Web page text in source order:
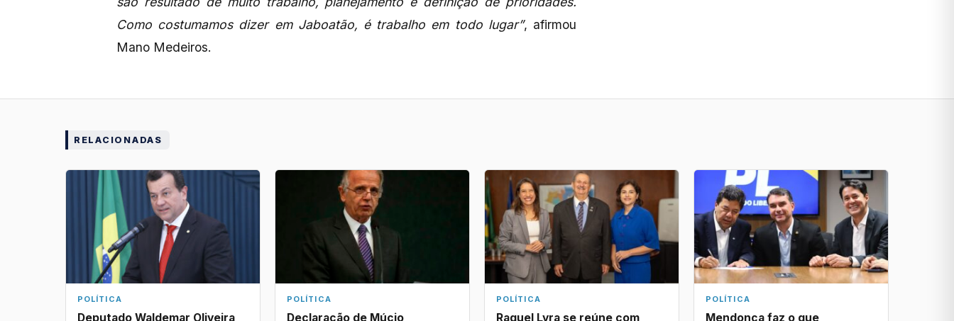
Como costumamos dizer em Jaboatão, é trabalho em todo lugar”, afirmou
Mano Medeiros.
RELACIONADAS
POLÍTICA
Deputado Waldemar Oliveira
POLÍTICA
Declaração de Múcio
POLÍTICA
Raquel Lyra se reúne com
POLÍTICA
Mendonça faz o que